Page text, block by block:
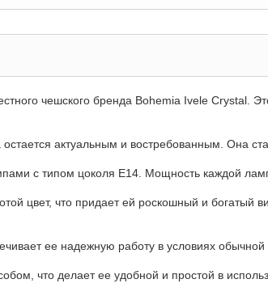
чешского бренда Bohemia Ivele Crystal.
актуальным и востребованным. Она
с типом цоколя E14. Мощность каждой
цвет, что придает ей роскошный и
ее надежную работу в условиях обычной
что делает ее удобной и простой в